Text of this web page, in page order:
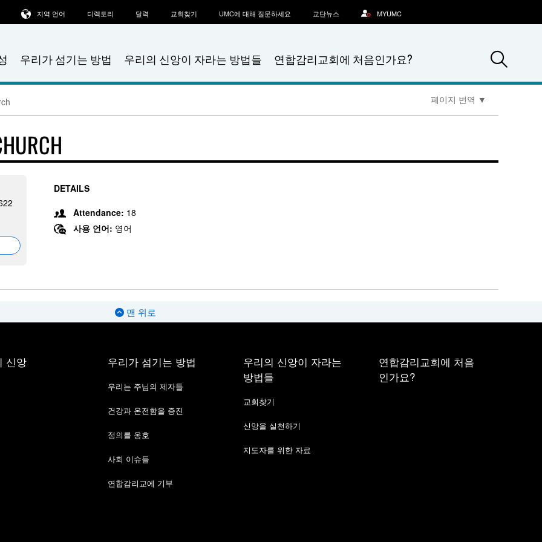
우리가 섬기는 방법 우리의 신앙이 자라는 방법들 연합감리교회에 처음인가요?
지역 언어 디렉토리 달력 교회찾기 UMC에 대해 질문하세요 교단뉴스 MYUMC
페이지 번역 ▼
DETAILS
Attendance: 18
사용 언어: 영어
맨 위로
신앙 우리가 섬기는 방법
우리는 주님의 제자들
건강과 온전함을 증진
정의를 옹호
사회 이슈들
연합감리교에 기부
우리의 신앙이 자라는
방법들
교회찾기
신앙을 실천하기
지도자를 위한 자료
연합감리교회에 처음
인가요?